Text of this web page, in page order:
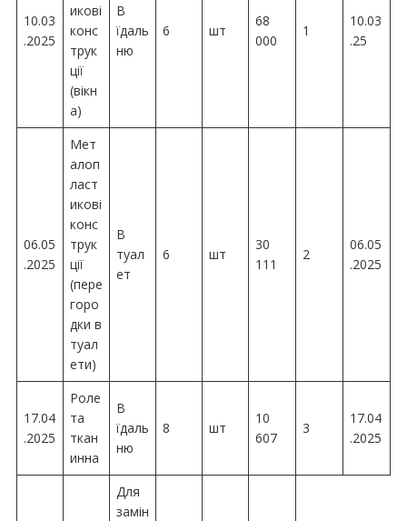
10.03
.2025
икові
конс
трук
ції
(вікн
а)
В
їдаль
ню
6 шт
68
000
1
10.03
.25
06.05
.2025
Мет
алоп
ласт
икові
конс
трук
ції
(пере
горо
дки в
туал
ети)
В
туал
ет
6 шт
30
111
2
06.05
.2025
17.04
.2025
Роле
та
ткан
инна
В
їдаль
ню
8 шт
10
607
3
17.04
.2025
Для
замін